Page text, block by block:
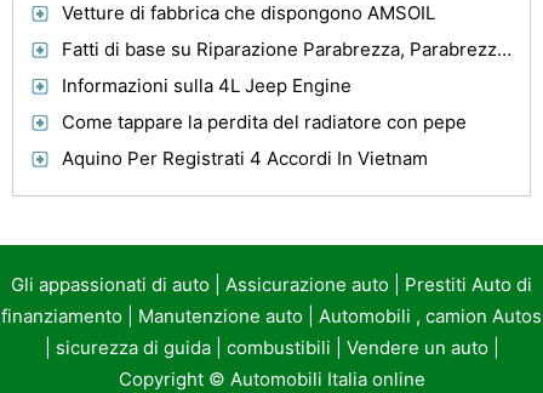
Vetture di fabbrica che dispongono AMSOIL
Fatti di base su Riparazione Parabrezza, Parabrezza sostituzione e installazione Vetro Auto
Informazioni sulla 4L Jeep Engine
Come tappare la perdita del radiatore con pepe
Aquino Per Registrati 4 Accordi In Vietnam
Gli appassionati di auto Assicurazione auto
Prestiti Auto di
finanziamento
Manutenzione auto
Automobili , camion Autos
sicurezza di guida| combustibili Vendere un auto|
Copyright © Automobili Italia online